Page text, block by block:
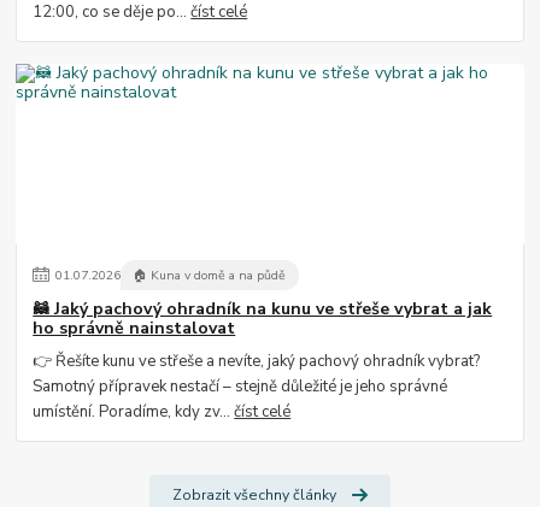
12:00, co se děje po...číst celé
01.07.2026 🏠 Kuna v domě a na půdě
🦝 Jaký pachový ohradník na kunu ve střeše vybrat a jak
ho správně nainstalovat
👉 Řešíte kunu ve střeše a nevíte, jaký pachový ohradník vybrat?
Samotný přípravek nestačí – stejně důležité je jeho správné
umístění. Poradíme, kdy zv...číst celé
Zobrazit všechny články